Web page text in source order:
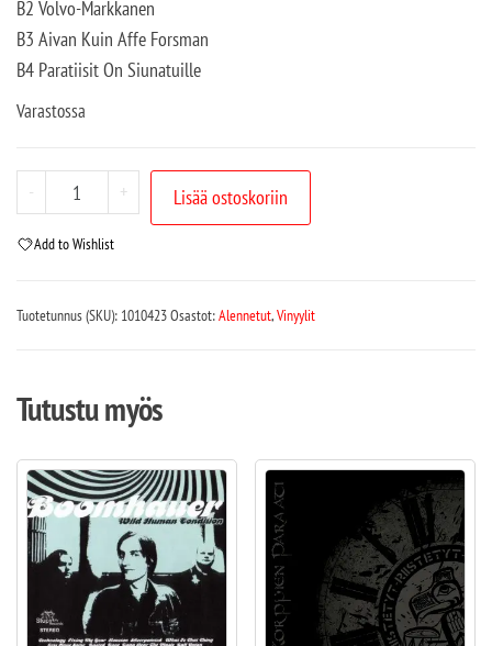
B2 Volvo-Markkanen
B3 Aivan Kuin Affe Forsman
B4 Paratiisit On Siunatuille
Varastossa
- + Lisää ostoskoriin
Add to Wishlist
Tuotetunnus (SKU): 1010423Osastot:Alennetut,Vinyylit
Tutustu myös